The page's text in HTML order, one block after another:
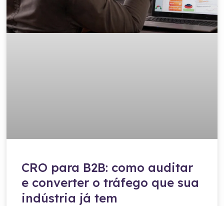
CRO para B2B: como auditar
e converter o tráfego que sua
indústria já tem